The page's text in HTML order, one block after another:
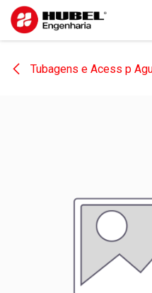
Pular para o conteúdo
Tubagens e Acess p